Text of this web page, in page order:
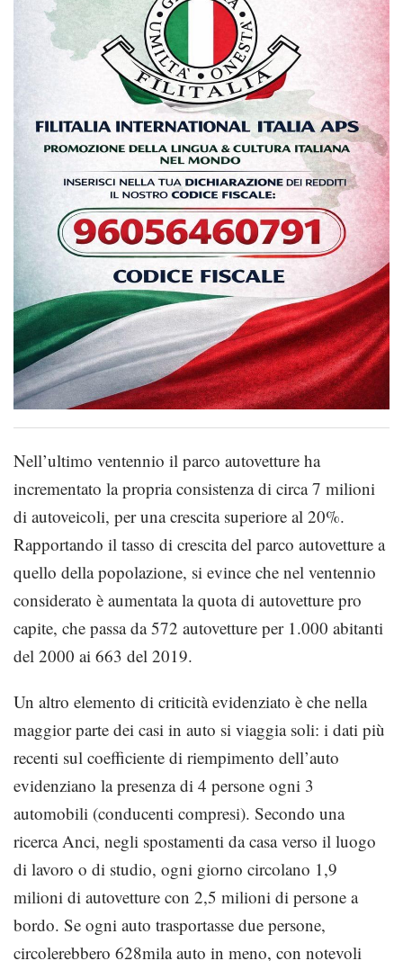
Nell’ultimo ventennio il parco autovetture ha
incrementato la propria consistenza di circa 7 milioni
di autoveicoli, per una crescita superiore al 20%.
Rapportando il tasso di crescita del parco autovetture a
quello della popolazione, si evince che nel ventennio
considerato è aumentata la quota di autovetture pro
capite, che passa da 572 autovetture per 1.000 abitanti
del 2000 ai 663 del 2019.
Un altro elemento di criticità evidenziato è che nella
maggior parte dei casi in auto si viaggia soli: i dati più
recenti sul coefficiente di riempimento dell’auto
evidenziano la presenza di 4 persone ogni 3
automobili (conducenti compresi). Secondo una
ricerca Anci, negli spostamenti da casa verso il luogo
di lavoro o di studio, ogni giorno circolano 1,9
milioni di autovetture con 2,5 milioni di persone a
bordo. Se ogni auto trasportasse due persone,
circolerebbero 628mila auto in meno, con notevoli